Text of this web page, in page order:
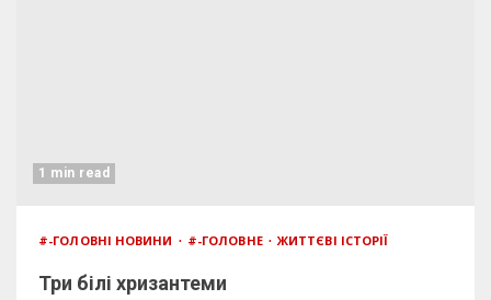
1 min read
#-ГОЛОВНІ НОВИНИ #-ГОЛОВНЕ ЖИТТЄВІ ІСТОРІЇ
Три білі хризантеми